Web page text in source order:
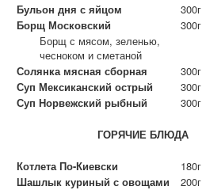
Бульон дня с яйцом 300г
Борщ Московский
300г
Борщ с мясом, зеленью,
чесноком и сметаной
Солянка мясная сборная
300г
Суп Мексиканский острый
300г
Суп Норвежский рыбный
300г
ГОРЯЧИЕ БЛЮДА
Котлета По-Киевски 180г
Шашлык куриный с овощами
200г